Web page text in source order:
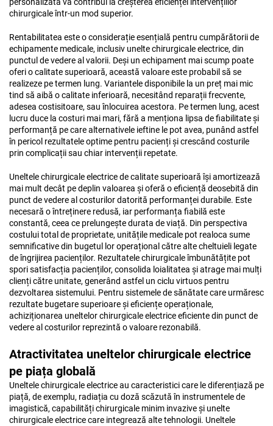
personalizată va contribui la creșterea eficienței intervențiilor
chirurgicale într-un mod superior.
Rentabilitatea este o considerație esențială pentru cumpărătorii de
echipamente medicale, inclusiv unelte chirurgicale electrice, din
punctul de vedere al valorii. Deși un echipament mai scump poate
oferi o calitate superioară, această valoare este probabil să se
realizeze pe termen lung. Variantele disponibile la un preț mai mic
tind să aibă o calitate inferioară, necesitând reparații frecvente,
adesea costisitoare, sau înlocuirea acestora. Pe termen lung, acest
lucru duce la costuri mai mari, fără a menționa lipsa de fiabilitate și
performanță pe care alternativele ieftine le pot avea, punând astfel
în pericol rezultatele optime pentru pacienți și crescând costurile
prin complicații sau chiar intervenții repetate.
Uneltele chirurgicale electrice de calitate superioară își amortizează
mai mult decât pe deplin valoarea și oferă o eficiență deosebită din
punct de vedere al costurilor datorită performanței durabile. Este
necesară o întreținere redusă, iar performanța fiabilă este
constantă, ceea ce prelungește durata de viață. Din perspectiva
costului total de proprietate, unitățile medicale pot realoca sume
semnificative din bugetul lor operațional către alte cheltuieli legate
de îngrijirea pacienților. Rezultatele chirurgicale îmbunătățite pot
spori satisfacția pacienților, consolida loialitatea și atrage mai mulți
clienți către unitate, generând astfel un ciclu virtuos pentru
dezvoltarea sistemului. Pentru sistemele de sănătate care urmăresc
rezultate bugetare superioare și eficiențe operaționale,
achiziționarea uneltelor chirurgicale electrice eficiente din punct de
vedere al costurilor reprezintă o valoare rezonabilă.
Atractivitatea uneltelor chirurgicale electrice
pe piața globală
Uneltele chirurgicale electrice au caracteristici care le diferențiază pe
piață, de exemplu, radiația cu doză scăzută în instrumentele de
imagistică, capabilități chirurgicale minim invazive și unelte
chirurgicale electrice care integrează alte tehnologii. Uneltele